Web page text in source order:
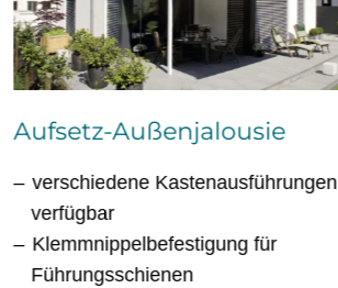
Aufsetz-Außenjalousie
verschiedene Kastenausführungen
verfügbar
Klemmnippelbefestigung für
Führungsschienen